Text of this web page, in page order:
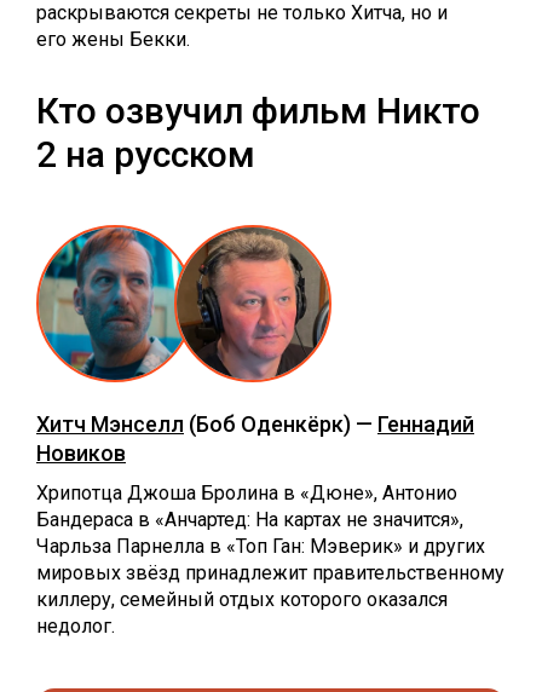
раскрываются секреты не только Хитча, но и
его жены Бекки.
Кто озвучил фильм Никто
2 на русском
Хитч Мэнселл (Боб Оденкёрк) — Геннадий
Новиков
Хрипотца Джоша Бролина в «Дюне», Антонио
Бандераса в «Анчартед: На картах не значится»,
Чарльза Парнелла в «Топ Ган: Мэверик» и других
мировых звёзд принадлежит правительственному
киллеру, семейный отдых которого оказался
недолог.